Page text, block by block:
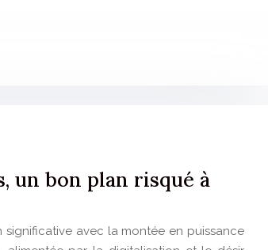
un bon plan risqué à
avec la montée en puissance